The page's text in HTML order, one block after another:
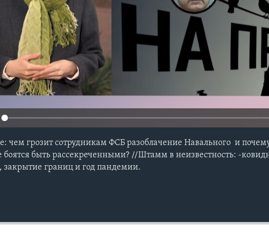
чем грозит сотрудникам ФСБ разоблачение Навального и
боятся быть рассекреченными? //Штамм в неизвестность: -
закрытие границ и год пандемии.